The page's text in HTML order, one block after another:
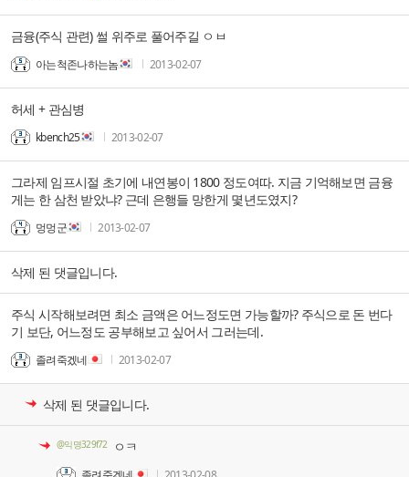
금융(주식 관련) 썰 위주로 풀어주길 ㅇㅂ
아는척존나하는놈 2013-02-07
허세 + 관심병
kbench25 2013-02-07
그라제 임프시절 초기에 내연봉이 1800 정도여따. 지금 기억해보면 금융
게는 한 삼천 받았냐? 근데 은행들 망한게 몇년도였지?
멍멍군 2013-02-07
삭제 된 댓글입니다.
주식 시작해보려면 최소 금액은 어느정도면 가능할까? 주식으로 돈 번다
기 보단, 어느정도 공부해보고 싶어서 그러는데.
졸려죽겠네 2013-02-07
삭제 된 댓글입니다.
@익명329f72 ㅇㅋ